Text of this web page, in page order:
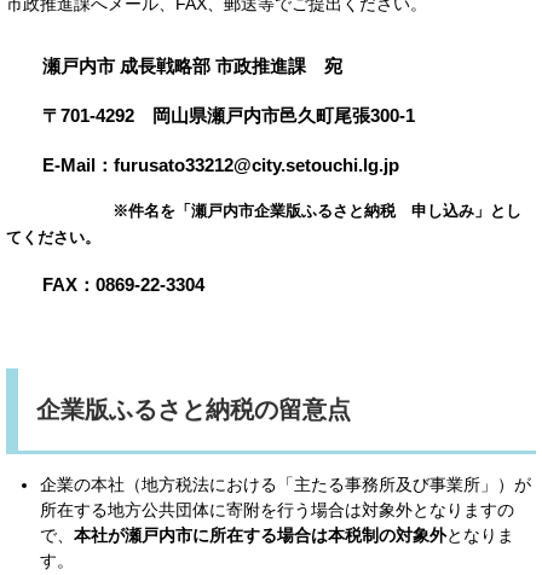
瀬戸内市 成長戦略部 市政推進課 宛
〒701-4292 岡山県瀬戸内市邑久町尾張300-1
E-Mail：furusato33212@city.setouchi.lg.jp
※件名を「瀬戸内市企業版ふるさと納税 申し込み」とし
てください。
FAX：0869-22-3304
企業版ふるさと納税の留意点
企業の本社（地方税法における「主たる事務所及び事業所」）が
所在する地方公共団体に寄附を行う場合は対象外となりますの
で、 本社が瀬戸内市に所在する場合は本税制の対象外となりま
す。